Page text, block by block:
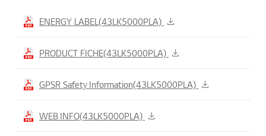
ENERGY LABEL(43LK5000PLA)
PRODUCT FICHE(43LK5000PLA)
GPSR Safety Information(43LK5000PLA)
WEB INFO(43LK5000PLA)